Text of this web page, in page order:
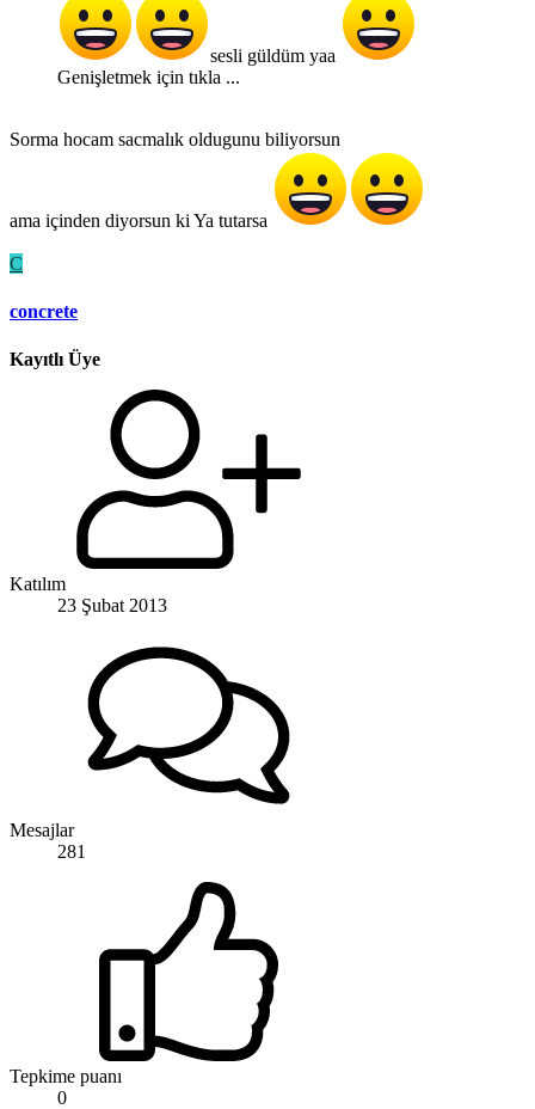
sesli güldüm yaa
Genişletmek için tıkla ...
Sorma hocam sacmalık oldugunu biliyorsun
ama içinden diyorsun ki Ya tutarsa
C
concrete
Kayıtlı Üye
Katılım
23 Şubat 2013
Mesajlar
281
Tepkime puanı
0